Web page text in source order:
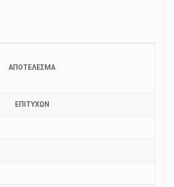
ΑΠΟΤΕΛΕΣΜΑ
ΕΠΙΤΥΧΩΝ